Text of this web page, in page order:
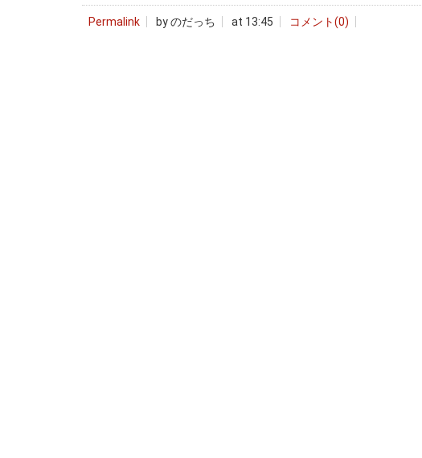
Permalink by のだっち at 13:45 コメント(0)